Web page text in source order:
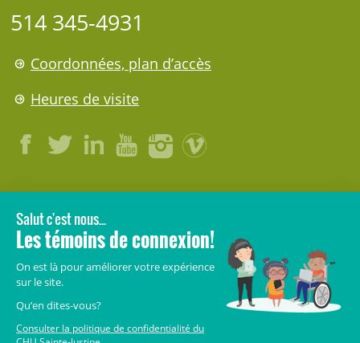
514 345-4931
Coordonnées, plan d’accès
Heures de visite
LÉGAL
© 2006-2026CHU Sainte-Justine.
Avis légaux
Crédits